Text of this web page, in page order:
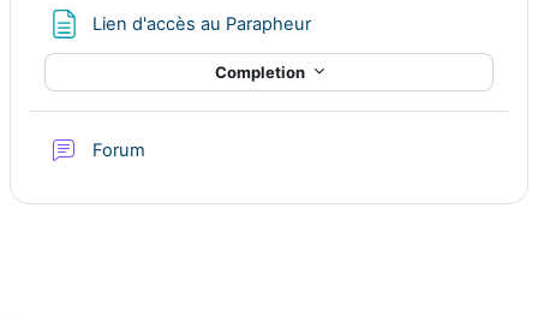
Lien d'accès au ParapheurPage
Completion
Forum